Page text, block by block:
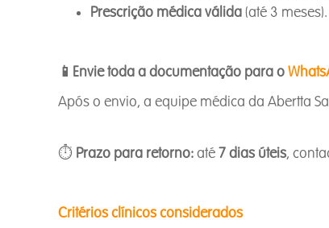
Prescrição médica válida(até 3 meses).
📱 Envie toda a documentação para o
Após o envio, a equipe médica da Abertta
⏱️ Prazo para retorno:até7 dias úteis,
Critérios clínicos considerados